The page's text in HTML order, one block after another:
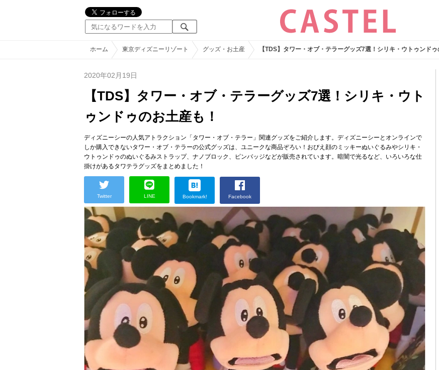
ホーム 東京ディズニーリゾート グッズ・お土産 【TDS】タワー・オブ・テラーグッズ7選！シリキ・ウトゥンドゥ
2020年02月19日
【TDS】タワー・オブ・テラーグッズ7選！シリキ・ウト
ゥンドゥのお土産も！
ディズニーシーの人気アトラクション「タワー・オブ・テラー」関連グッズをご紹介します。ディズニーシーとオンラインで
しか購入できないタワー・オブ・テラーの公式グッズは、ユニークな商品ぞろい！おびえ顔のミッキーぬいぐるみやシリキ・
ウトゥンドゥのぬいぐるみストラップ、ナノブロック、ピンバッジなどが販売されています。暗闇で光るなど、いろいろな仕
掛けがあるタワテラグッズをまとめました！
Twitter LINE Bookmark! Facebook